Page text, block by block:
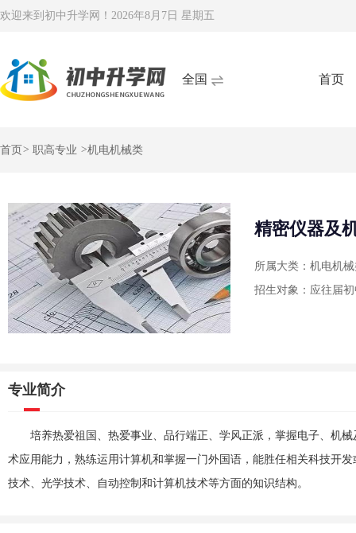
欢迎来到初中升学网！ 2026年8月7日 星期五
全国 首页
首页 > 职高专业 >机电机械类
精密仪器及
所属大类：机电机
招生对象：应往届
专业简介
培养热爱祖国、热爱事业、品行端正、学风正派，掌握电子、机
术应用能力，熟练运用计算机和掌握一门外国语，能胜任相关科技开
技术、光学技术、自动控制和计算机技术等方面的知识结构。